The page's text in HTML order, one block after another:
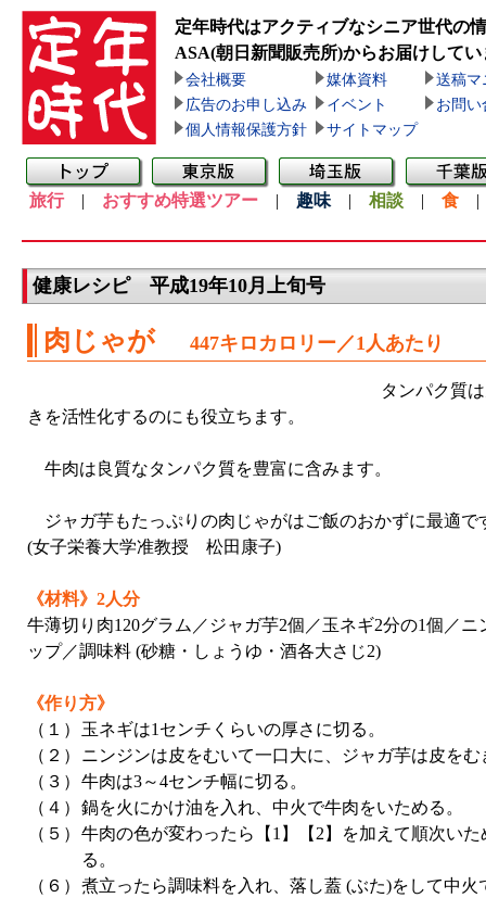
定年時代はアクティブなシニア世代の
ASA(朝日新聞販売所)からお届けしてい
会社概要 媒体資料
送稿マ
広告のお申し込み
イベント
お問い
個人情報保護方針
サイトマップ
旅行| おすすめ特選ツアー | 趣味 | 相談 | 食
健康レシピ 平成19年10月上旬号
肉じゃが 447キロカロリー／1人あたり
タンパク質は
きを活性化するのにも役立ちます。
牛肉は良質なタンパク質を豊富に含みます。
ジャガ芋もたっぷりの肉じゃがはご飯のおかずに最適で
(女子栄養大学准教授 松田康子)
《材料》2人分
牛薄切り肉120グラム／ジャガ芋2個／玉ネギ2分の1個／
ップ／調味料 (砂糖・しょうゆ・酒各大さじ2)
《作り方》
（１）
玉ネギは1センチくらいの厚さに切る。
（２）
ニンジンは皮をむいて一口大に、ジャガ芋は皮を
（３） 牛肉は3～4センチ幅に切る。
（４） 鍋を火にかけ油を入れ、中火で牛肉をいためる。
（５） 牛肉の色が変わったら【1】【2】を加えて順次い
る。
（６） 煮立ったら調味料を入れ、落し蓋 (ぶた)をして中